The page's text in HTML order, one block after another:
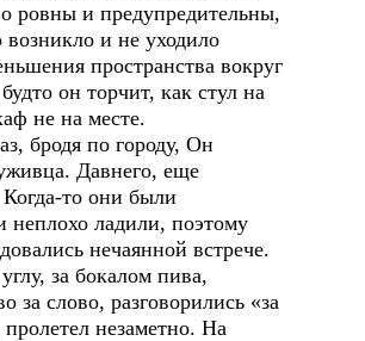
ровны и предупредительны,
возникло и не уходило
пространства вокруг
он торчит, как стул на
не на месте.
бродя по городу, Он
Давнего, еще
то они были
неплохо ладили, поэтому
нечаянной встрече.
за бокалом пива,
за слово, разговорились «за
незаметно. На